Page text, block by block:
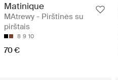
Matinique
MAtrewy - Pirštinės su
pirštais
8 9 10
70 €